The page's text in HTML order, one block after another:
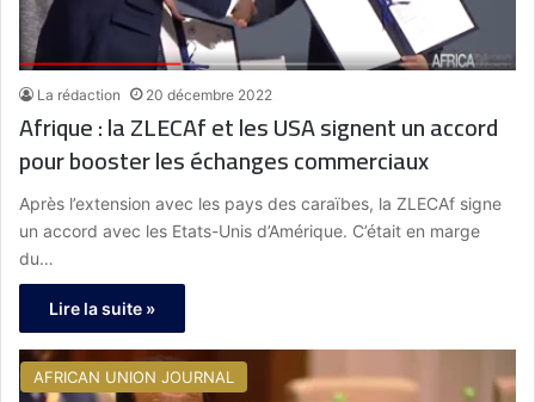
La rédaction 20 décembre 2022
Afrique : la ZLECAf et les USA signent un accord
pour booster les échanges commerciaux
Après l’extension avec les pays des caraïbes, la ZLECAf signe
un accord avec les Etats-Unis d’Amérique. C’était en marge
du…
Lire la suite »
AFRICAN UNION JOURNAL